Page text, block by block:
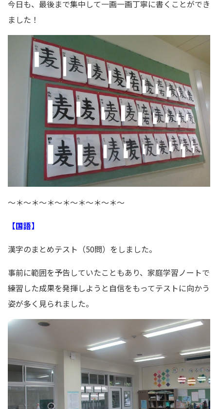
今日も、最後まで集中して一画一画丁寧に書くことができ
ました！
～＊～＊～＊～＊～＊～＊～＊～
【国語】
漢字のまとめテスト（50問）をしました。
事前に範囲を予告していたこともあり、家庭学習ノートで
練習した成果を発揮しようと自信をもってテストに向かう
姿が多く見られました。